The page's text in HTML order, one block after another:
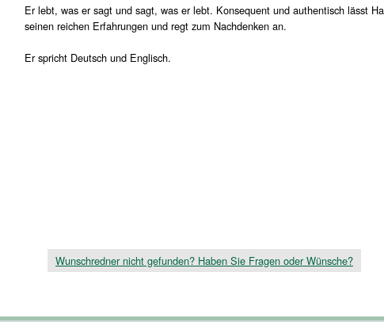
Er lebt, was er sagt und sagt, was er lebt. Konsequent und authentisch lässt
seinen reichen Erfahrungen und regt zum Nachdenken an.
Er spricht Deutsch und Englisch.
Wunschredner nicht gefunden? Haben Sie Fragen oder Wünsche?